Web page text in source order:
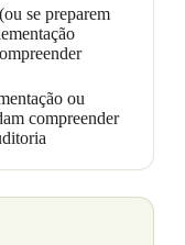
se preparem
ou
compreender